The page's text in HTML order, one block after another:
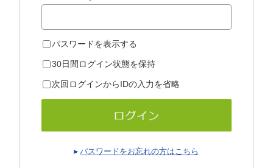
パスワードを表示する
30日間ログイン状態を保持
次回ログインからIDの入力を省略
パスワードをお忘れの方はこちら